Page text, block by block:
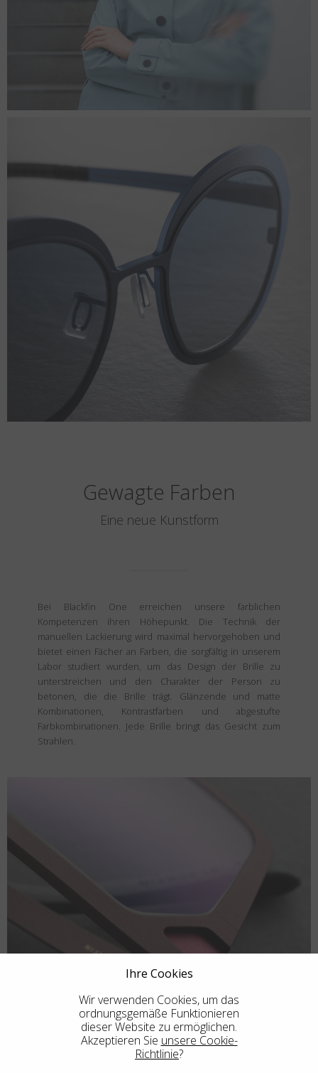
Gewagte Farben
Eine neue Kunstform
Bei Blackfin One erreichen unsere farblichen
Kompetenzen ihren Höhepunkt. Die Technik der
manuellen Lackierung wird maximal hervorgehoben und
bietet einen Fächer an Farben, die sorgfältig in unserem
Labor studiert wurden, um das Design der Brille zu
unterstreichen und den Charakter der Person zu
betonen, die die Brille trägt. Glänzende und matte
Kombinationen, Kontrastfarben und abgestufte
Farbkombinationen. Jede Brille bringt das Gesicht zum
Strahlen.
Ihre Cookies
Wir verwenden Cookies, um das
ordnungsgemäße Funktionieren
dieser Website zu ermöglichen.
Akzeptieren Sie unsere Cookie-
Richtlinie?